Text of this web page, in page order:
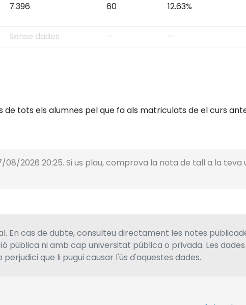
7.396 60 12.63%
Sense dades — —
tots els alumnes pel que fa als matriculats de el curs
2026 20:25. Si us plau, comprova la nota de tall a la teva
En cas de dubte, consulteu directament les notes
ni amb cap universitat pública o privada. Les
que li pugui causar l'ús d'aquestes dades.